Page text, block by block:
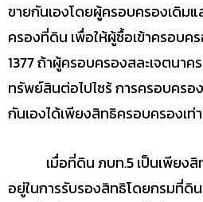
ขายกันเองโดยผู้ครอบครองเดิม
ครองที่ดิน เพื่อให้ผู้ซื้อเข้าครอบ
1377 ถ้าผู้ครอบครองสละเจตนา
ทรัพย์สินต่อไปไซร้ การครอบคร
กันเองได้เพียงสิทธิครอบครองเท่
เมื่อที่ดิน ภบท.5 เป็นเพียงสิท
อยู่ในการรับรองสิทธิโดยกรมที่ดิ